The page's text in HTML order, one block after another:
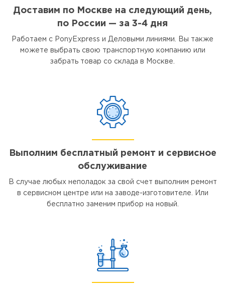
Доставим по Москве на следующий день,
по России — за 3-4 дня
Работаем с PonyExpress и Деловыми линиями. Вы также
можете выбрать свою транспортную компанию или
забрать товар со склада в Москве.
Выполним бесплатный ремонт и сервисное
обслуживание
В случае любых неполадок за свой счет выполним ремонт
в сервисном центре или на заводе-изготовителе. Или
бесплатно заменим прибор на новый.